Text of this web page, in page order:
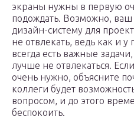
экраны нужны в первую
подождать. Возможно, ваш
дизайн-систему для
не отвлекать, ведь как и
всегда есть важные
лучше не отвлекаться.
очень нужно, объясните
коллеги будет
вопросом, и до этого
беспокоить.